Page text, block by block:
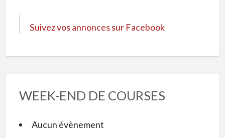
Suivez vos annonces sur Facebook
WEEK-END DE COURSES
Aucun évènement